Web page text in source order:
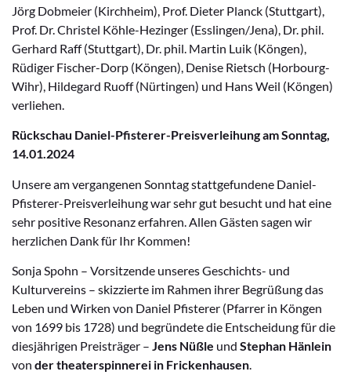
Jörg Dobmeier (Kirchheim), Prof. Dieter Planck (Stuttgart),
Prof. Dr. Christel Köhle-Hezinger (Esslingen/Jena), Dr. phil.
Gerhard Raff (Stuttgart), Dr. phil. Martin Luik (Köngen),
Rüdiger Fischer-Dorp (Köngen), Denise Rietsch (Horbourg-
Wihr), Hildegard Ruoff (Nürtingen) und Hans Weil (Köngen)
verliehen.
Rückschau Daniel-Pfisterer-Preisverleihung am Sonntag,
14.01.2024
Unsere am vergangenen Sonntag stattgefundene Daniel-
Pfisterer-Preisverleihung war sehr gut besucht und hat eine
sehr positive Resonanz erfahren. Allen Gästen sagen wir
herzlichen Dank für Ihr Kommen!
Sonja Spohn – Vorsitzende unseres Geschichts- und
Kulturvereins – skizzierte im Rahmen ihrer Begrüßung das
Leben und Wirken von Daniel Pfisterer (Pfarrer in Köngen
von 1699 bis 1728) und begründete die Entscheidung für die
diesjährigen Preisträger – Jens Nüßle und Stephan Hänlein
von der theaterspinnerei in Frickenhausen.